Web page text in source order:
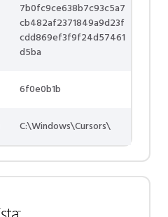
7b0fc9ce638b7c93c5a7
cb482af2371849a9d23f
cdd869ef3f9f24d57461
d5ba
6f0e0b1b
C:\Windows\Cursors\